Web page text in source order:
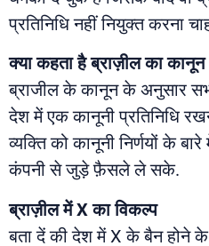
प्रतिनिधि नहीं नियुक्त करना
क्या कहता है ब्राज़ील का कानून
ब्राजील के कानून के अनुसार
देश में एक कानूनी प्रतिनिधि
व्यक्ति को कानूनी निर्णयों के
कंपनी से जुड़े फ़ैसले ले सके.
ब्राज़ील में X का विकल्प
बता दें की देश में X के बैन होने